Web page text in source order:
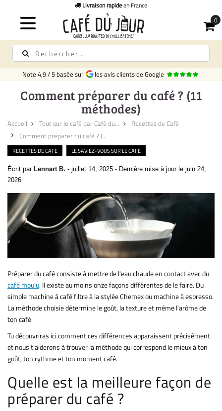
Livraison rapideen France
Note 4,9/5 basée sur les avis clients de Google
Comment préparer du café ? (11
méthodes)
Accueil Tout sur le café par Café du...
Recettes de Café
Comment préparer du café ? (...
RECETTES DE CAFÉ LE SAVIEZ-VOUS SUR LE CAFÉ
Écrit par Lennart B. - juillet 14, 2025 - Dernière mise à jour le juin 24,
2026
Préparer du café consiste à mettre de l'eau chaude en contact avec du
café moulu. Il existe au moins onze façons différentes de le faire. Du
simple machine à café filtre à la stylée Chemex ou machine à espresso.
La méthode choisie détermine le goût, la texture et même l'arôme de
ton café.
Tu découvriras ici comment ces différences apparaissent précisément
et nous t'aiderons à trouver la méthode qui correspond le mieux à ton
goût, ton rythme et ton moment café.
Quelle est la meilleure façon de
préparer du café ?